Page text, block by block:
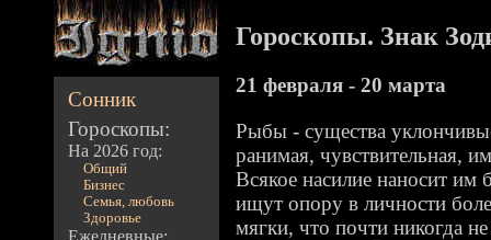
Сонник
Гороскопы:
На 2026 год:
Общий
Бизнес
Семья, любовь
Здоровье
Ежедневные:
Гороскопы. Знак
21 февраля - 20 марта
Рыбы - существа
ранимая, чувствительная,
Всякое насилие наносит
ищут опору в личности
мягки, что почти никогда